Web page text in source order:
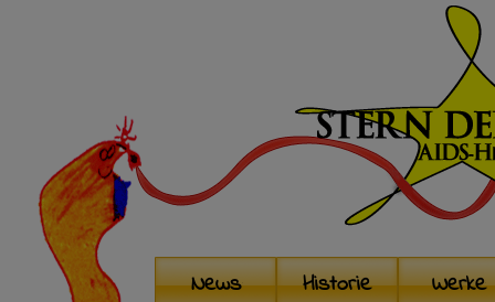
News Historie Werke